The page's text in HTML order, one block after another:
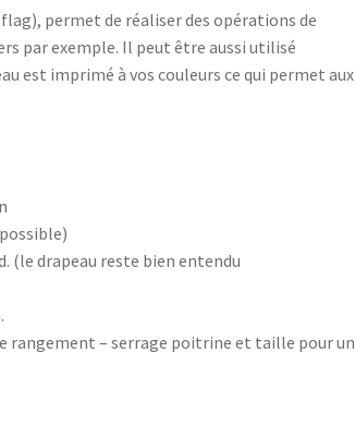
permet de réaliser des opérations de
par exemple. Il peut être aussi utilisé
est imprimé à vos couleurs ce qui permet aux
(le drapeau reste bien entendu
rangement – serrage poitrine et taille pour un